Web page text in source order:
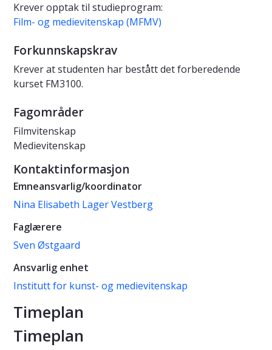
Krever opptak til studieprogram:
Film- og medievitenskap (MFMV)
Forkunnskapskrav
Krever at studenten har bestått det forberedende
kurset FM3100.
Fagområder
Filmvitenskap
Medievitenskap
Kontaktinformasjon
Emneansvarlig/koordinator
Nina Elisabeth Lager Vestberg
Faglærere
Sven Østgaard
Ansvarlig enhet
Institutt for kunst- og medievitenskap
Timeplan
Timeplan